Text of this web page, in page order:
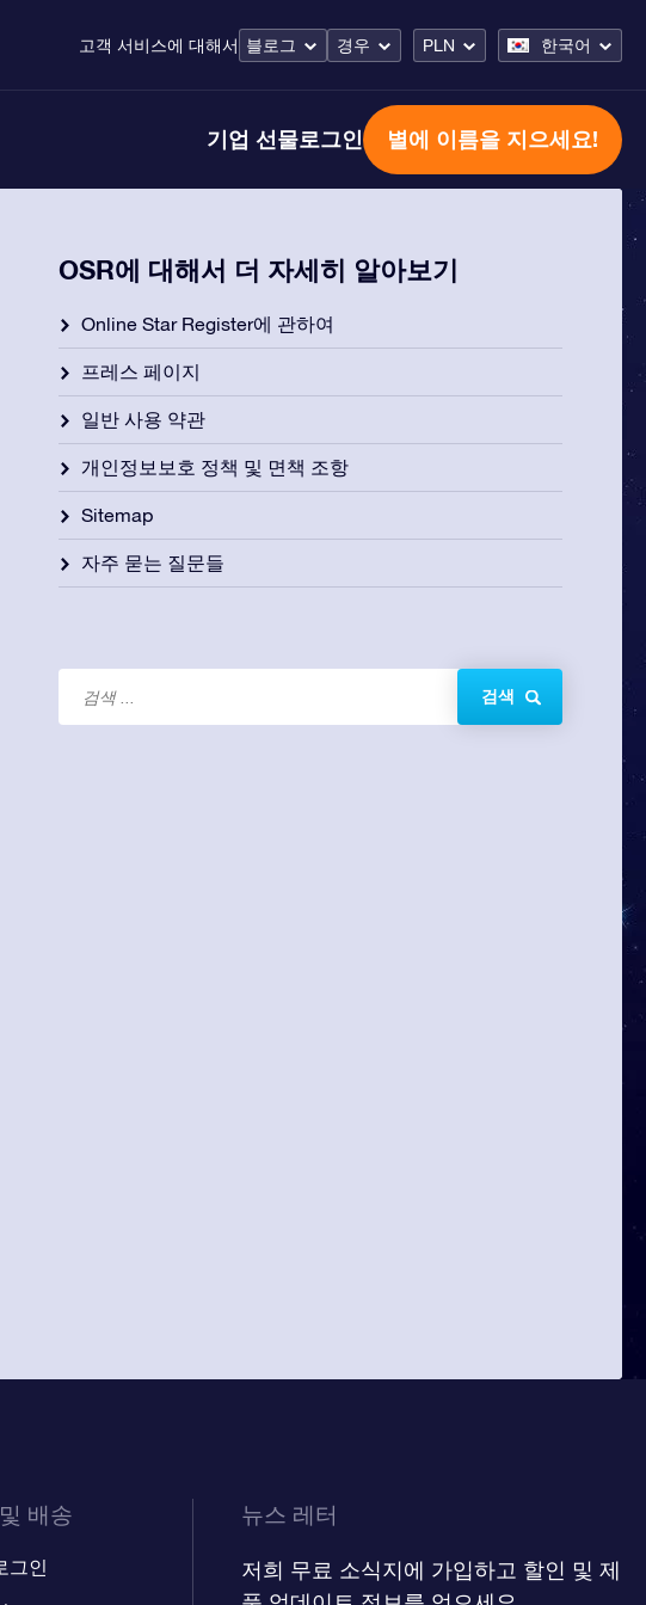
고객 서비스에 대해서 블로그 경우 PLN 한국어
기업 선물로그인 별에 이름을 지으세요!
OSR에 대해서 더 자세히 알아보기
Online Star Register에 관하여
프레스 페이지
일반 사용 약관
개인정보보호 정책 및 면책 조항
Sitemap
자주 묻는 질문들
검색
배송
그인
뉴스 레터
저희 무료 소식지에 가입하고 할인 및 제